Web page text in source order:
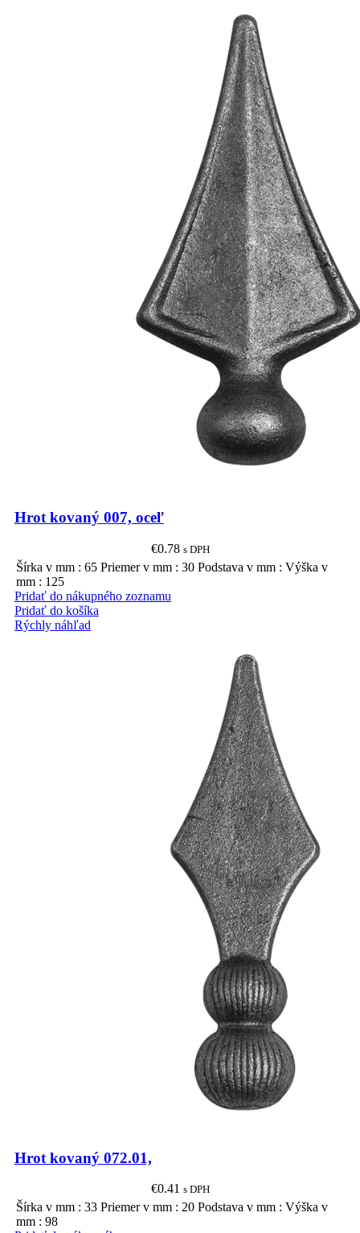
Hrot kovaný 007, oceľ
€0.78 s DPH
Šírka v mm : 65 Priemer v mm : 30 Podstava v mm : Výška v
mm : 125
Pridať do nákupného zoznamu
Pridať do košíka
Rýchly náhľad
Hrot kovaný 072.01,
€0.41 s DPH
Šírka v mm : 33 Priemer v mm : 20 Podstava v mm : Výška v
mm : 98